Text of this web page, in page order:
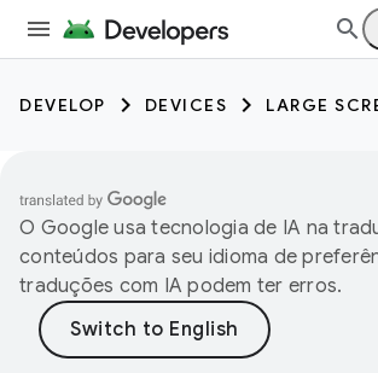
DEVELOP DEVICES LARGE
O Google usa tecnologia de IA na
conteúdos para seu idioma de
traduções com IA podem ter erros.